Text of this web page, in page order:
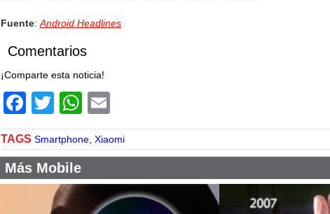
Fuente: Android Headlines
Comentarios
¡Comparte esta noticia!
Facebook
TwitterWhatsApp
TAGS Smartphone Xiaomi
Más Mobile